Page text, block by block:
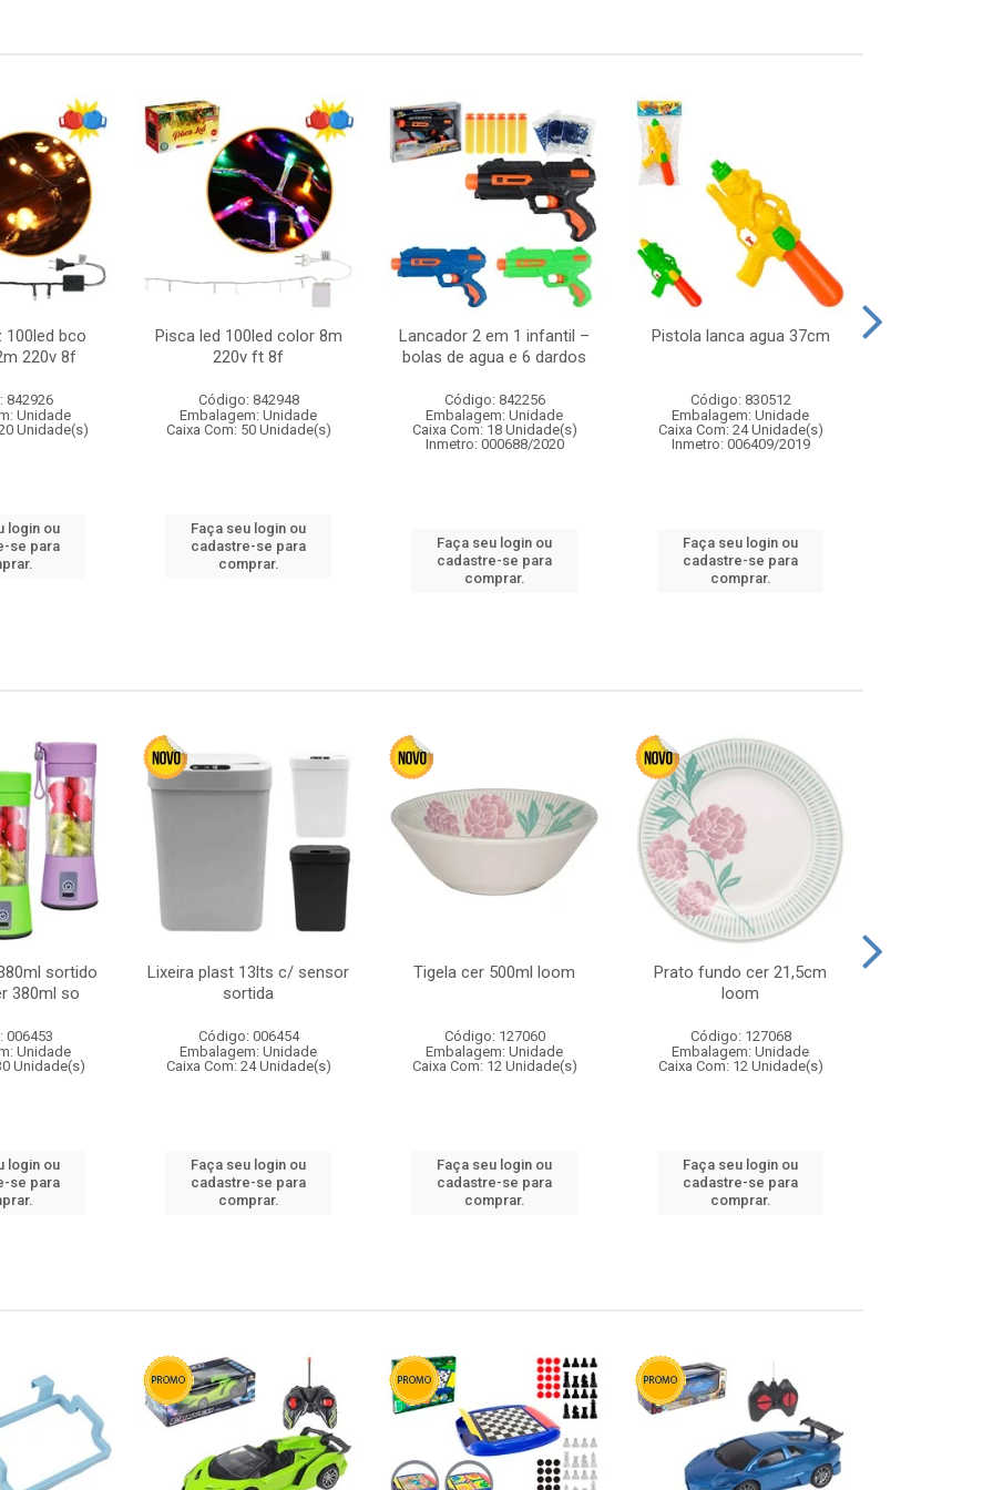
100led bco
220v 8f
842926
Unidade
Unidade(s)
login ou
se para
Pisca led 100led color 8m
220v ft 8f
Código: 842948
Embalagem: Unidade
Caixa Com: 50 Unidade(s)
Faça seu login ou
cadastre-se para
comprar.
Lancador 2 em 1 infantil –
bolas de agua e 6 dardos
Código: 842256
Embalagem: Unidade
Caixa Com: 18 Unidade(s)
Inmetro: 000688/2020
Faça seu login ou
cadastre-se para
comprar.
Pistola lanca agua 37cm
Código: 830512
Embalagem: Unidade
Caixa Com: 24 Unidade(s)
Inmetro: 006409/2019
Faça seu login ou
cadastre-se para
comprar.
sortido
380ml so
006453
Unidade
Unidade(s)
login ou
se para
Lixeira plast 13lts c/ sensor
sortida
Código: 006454
Embalagem: Unidade
Caixa Com: 24 Unidade(s)
Faça seu login ou
cadastre-se para
comprar.
Tigela cer 500ml loom
Código: 127060
Embalagem: Unidade
Caixa Com: 12 Unidade(s)
Faça seu login ou
cadastre-se para
comprar.
Prato fundo cer 21,5cm
loom
Código: 127068
Embalagem: Unidade
Caixa Com: 12 Unidade(s)
Faça seu login ou
cadastre-se para
comprar.